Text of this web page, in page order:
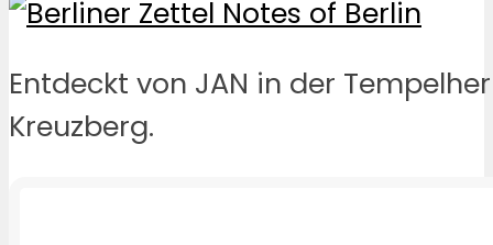
Entdeckt von JAN in der
Kreuzberg.